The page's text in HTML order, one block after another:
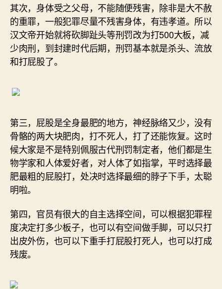
其次，身体受之父母，不能随便残害，除非是大不赦
的重罪，一般犯罪尽量不残害身体，有违孝道。所以
汉文帝开始就将砍脚趾头等刑罚改为打500大板，减
少肉刑，到封建时代后期，刑罚基本就是杀头、流放
和打屁股了。
第三，屁股是全身最肥的地方，神经脉络又少，没有
骨骼的两大块肥肉，打不死人，打了还能恢复。这时
候大家是不是特别佩服古代刑罚制定者，他们都是生
物学家和人体爱好者，对人体了如指掌，平时选择最
肥最粗的屁股打，处决时选择最细的脖子下手，太聪
明啦。
第四，官员有很大的自主选择空间，可以根据犯罪程
度决定打多少板子，也可以有空间做手脚，可以只打
出皮外伤，也可以下重手打屁股打死人，也可以打成
残废。